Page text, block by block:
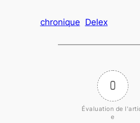
chronique Delex
0
Évaluation de
e